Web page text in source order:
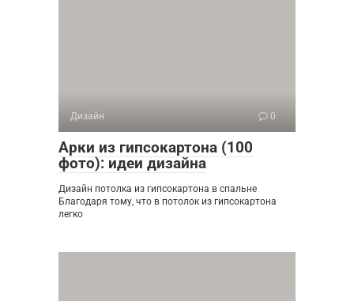
Дизайн 0
Арки из гипсокартона (100
фото): идеи дизайна
Дизайн потолка из гипсокартона в спальне
Благодаря тому, что в потолок из гипсокартона
легко